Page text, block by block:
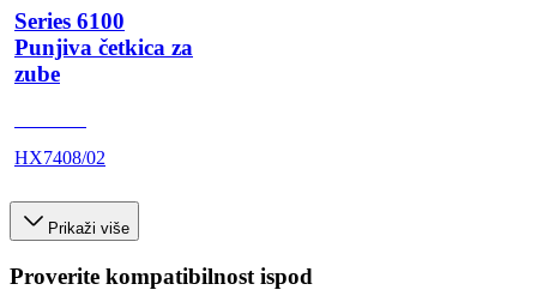
Series 6100
Punjiva četkica za
zube
HX7408/02
Prikaži više
Proverite kompatibilnost ispod